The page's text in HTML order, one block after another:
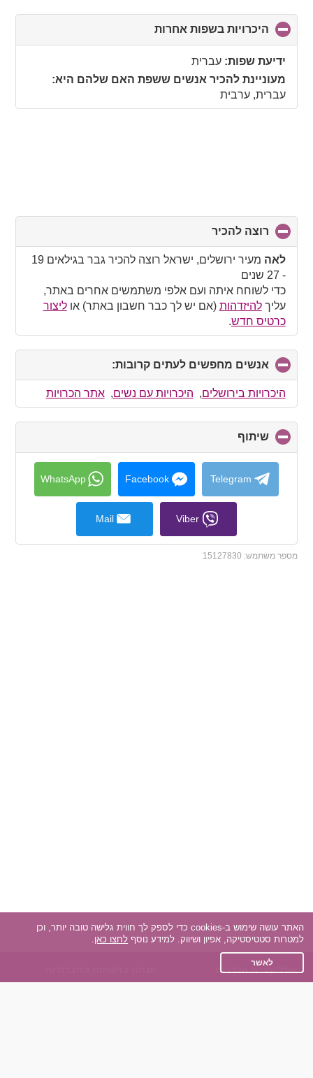
היכרויות בשפות אחרות
to
ידיעת שפות: עברית
מעוניינת להכיר אנשים ששפת האם שלהם היא:
עברית, ערבית
רוצה להכיר
to
collapse
לאה
מעיר ירושלים, ישראל רוצה להכיר גבר בגילאים 19
- 27 שנים
כדי לשוחח איתה ועם אלפי משתמשים אחרים באתר,
עליךלהיזדהות (אם יש לך כבר חשבון באתר) אוליצור
כרטיס חדש.
אנשים מחפשים לעתים קרובות:
to
collapse
contents
היכרויות בירושלים, היכרויות עם נשים,אתר הכרויות
שיתוף
to
collapse
contents
Telegram
Facebook
WhatsApp
Viber
Mail
מספר משתמש: 15127830
אפליקציית הכרויות
האתר עושה שימוש ב-cookies כדי לספק לך חווית גלישה טובה יותר, וכן
למטרות סטטיסטיקה, אפיון ושיווק. למידע נוסף לחצו כאן.
לאשר